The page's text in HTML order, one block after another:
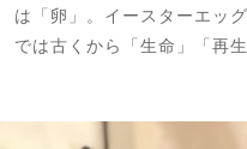
は「卵」。イースターエッ
では古くから「生命」「再